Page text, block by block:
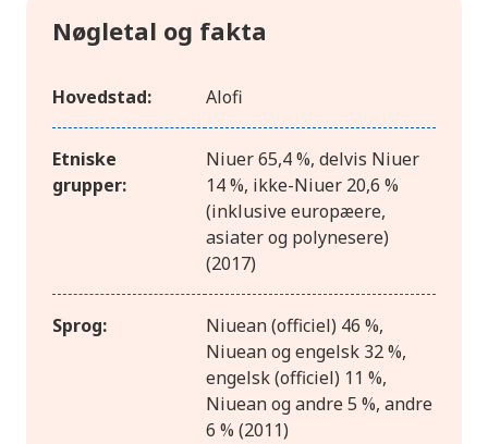
Nøgletal og fakta
Hovedstad: Alofi
Etniske
grupper:
Niuer 65,4 %, delvis Niuer
14 %, ikke-Niuer 20,6 %
(inklusive europæere,
asiater og polynesere)
(2017)
Sprog:
Niuean (officiel) 46 %,
Niuean og engelsk 32 %,
engelsk (officiel) 11 %,
Niuean og andre 5 %, andre
6 % (2011)